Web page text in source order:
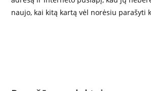
naujo, kai kitą kartą vėl norėsiu parašyti